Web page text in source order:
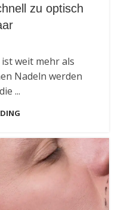
zu optisch
weit mehr als
Nadeln werden
...